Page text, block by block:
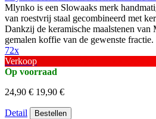
Mlynko is een Slowaaks merk
van roestvrij staal gecombineerd met
Dankzij de keramische maalstenen
gemalen koffie van de gewenste fractie.
72x
Verkoop
Op voorraad
24,90 € 19,90 €
Detail Bestellen